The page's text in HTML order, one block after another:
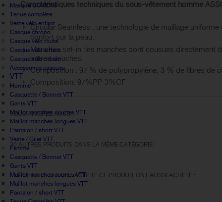
Masque COVID19
Tenue complète
Veste vélo enfant
Casque chrono
Casque vélo route
Casque vélo enfant
Casque vélo urbain
Accessoires casques
VTT
Homme
Casquette / Bonnet VTT
Gants VTT
Maillot manches courtes VTT
Maillot manches longues VTT
Pantalon / short VTT
Veste / Gilet VTT
Femme
Casquette / Bonnet VTT
Gants VTT
Maillot manches courtes VTT
Maillot manches longues VTT
Pantalon / short VTT
Caractéristiques techniques du sous-vêtement homme
Circular Seamless : une technologie de maillage
confort sur la peau.
Manches set-in :les manches sont cousues directement
autres couches.
Composition : 97 % de polypropylène, 3 % de fibres de
Composition: 97%PP 3%CF
VOUS AIMEREZ AUSSI :
30 AUTRES PRODUITS DANS LA MÊME CATÉGORIE :
LES CLIENTS QUI ONT ACHETÉ CE PRODUIT ONT AUSSI ACHETÉ :